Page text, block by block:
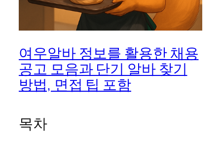
여우알바 정보를 활용한 채용
공고 모음과 단기 알바 찾기
방법, 면접 팁 포함
목차